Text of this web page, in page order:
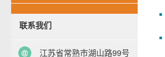
联系我们
江苏省常熟市湖山路99号